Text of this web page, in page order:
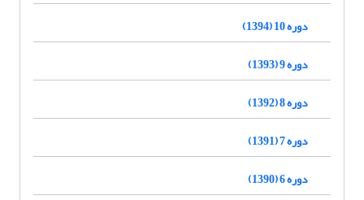
دوره 10 (1394)
دوره 9 (1393)
دوره 8 (1392)
دوره 7 (1391)
دوره 6 (1390)